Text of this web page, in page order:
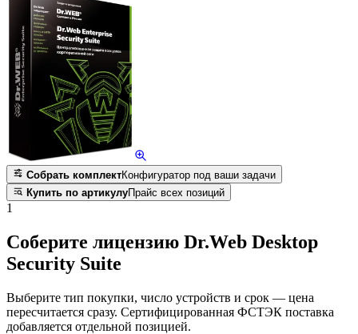
Собрать комплектКонфигуратор под ваши задачи
Купить по артикулуПрайс всех позиций
1
Соберите лицензию Dr.Web Desktop
Security Suite
Выберите тип покупки, число устройств и срок — цена
пересчитается сразу. Сертифицированная ФСТЭК поставка
добавляется отдельной позицией.